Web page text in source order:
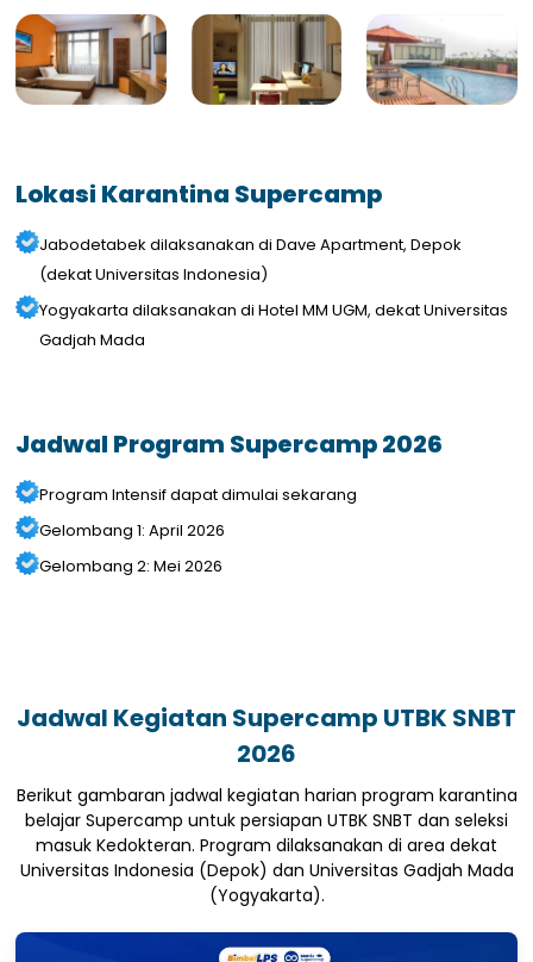
Lokasi Karantina Supercamp
Jabodetabek dilaksanakan di Dave Apartment, Depok
(dekat Universitas Indonesia)
Yogyakarta dilaksanakan di Hotel MM UGM, dekat Universitas
Gadjah Mada
Jadwal Program Supercamp 2026
Program Intensif dapat dimulai sekarang
Gelombang 1: April 2026
Gelombang 2: Mei 2026
Jadwal Kegiatan Supercamp UTBK SNBT
2026
Berikut gambaran jadwal kegiatan harian program karantina
belajar Supercamp untuk persiapan UTBK SNBT dan seleksi
masuk Kedokteran. Program dilaksanakan di area dekat
Universitas Indonesia (Depok) dan Universitas Gadjah Mada
(Yogyakarta).